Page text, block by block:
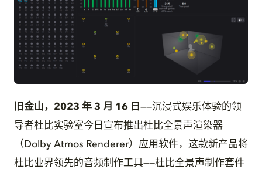
PNG
旧金山， 2023 年 3 月 16 日 ——沉浸式娱乐体验的领
导者杜比实验室今日宣布推出杜比全景声渲染器
（Dolby Atmos Renderer）应用软件，这款新产品将
杜比业界领先的音频制作工具——杜比全景声制作套件